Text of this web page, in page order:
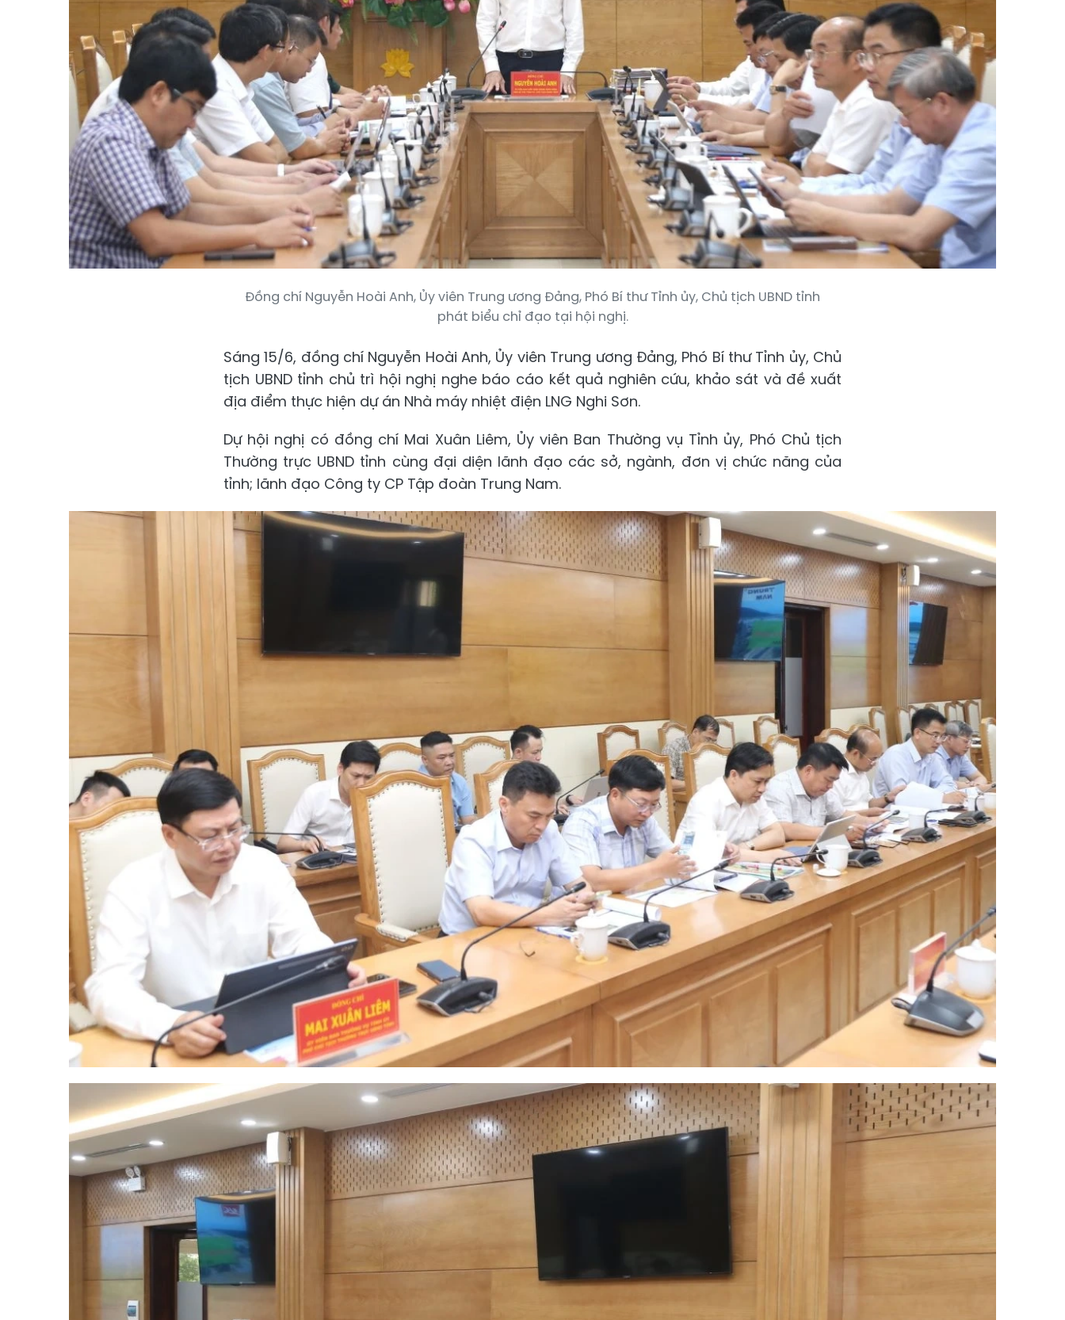
Đồng chí Nguyễn Hoài Anh, Ủy viên Trung ương Đảng, Phó Bí thư Tỉnh ủy, Chủ tịch UBND tỉnh
phát biểu chỉ đạo tại hội nghị.
Sáng 15/6, đồng chí Nguyễn Hoài Anh, Ủy viên Trung ương Đảng, Phó Bí thư Tỉnh ủy, Chủ
tịch UBND tỉnh chủ trì hội nghị nghe báo cáo kết quả nghiên cứu, khảo sát và đề xuất
địa điểm thực hiện dự án Nhà máy nhiệt điện LNG Nghi Sơn.
Dự hội nghị có đồng chí Mai Xuân Liêm, Ủy viên Ban Thường vụ Tỉnh ủy, Phó Chủ tịch
Thường trực UBND tỉnh cùng đại diện lãnh đạo các sở, ngành, đơn vị chức năng của
tỉnh; lãnh đạo Công ty CP Tập đoàn Trung Nam.